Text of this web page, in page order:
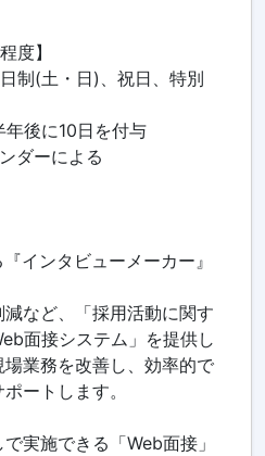
度】
制(土・日)、祝日、特別
後に10日を付与
ダーによる
インタビューメーカー』
など、「採用活動に関す
面接システム」を提供し
業務を改善し、効率的で
ートします。
実施できる「Web面接」